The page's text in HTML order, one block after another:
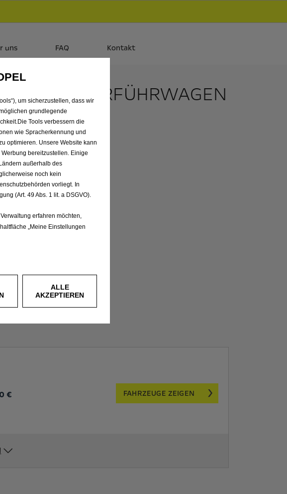
uns FAQ Kontakt
VORFÜHRWAGEN
& CO. KG
€ FAHRZEUGE ZEIGEN
um sicherzustellen, dass wir
grundlegende
Tools verbessern die
wie Spracherkennung und
optimieren. Unsere Website kann
bereitzustellen. Einige
außerhalb des
noch kein
vorliegt. In
(Art. 49 Abs. 1 lit. a DSGVO).
erfahren möchten,
„Meine Einstellungen
ALLE
AKZEPTIEREN